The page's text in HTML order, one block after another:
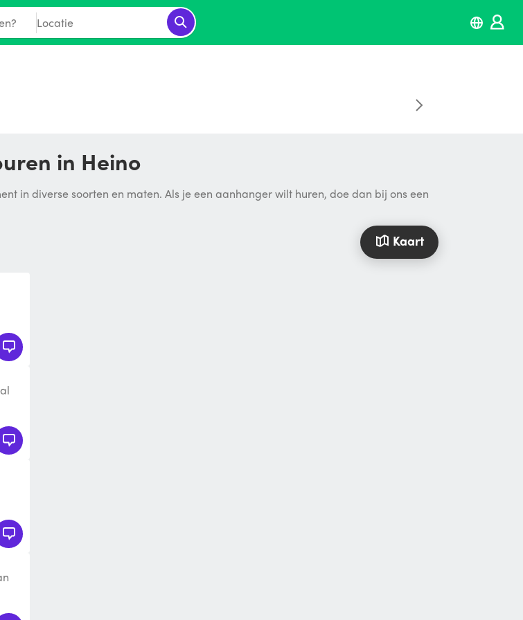
Locatie
in Heino
in diverse soorten en maten. Als je een aanhanger wilt huren, doe dan bij ons een
Kaart